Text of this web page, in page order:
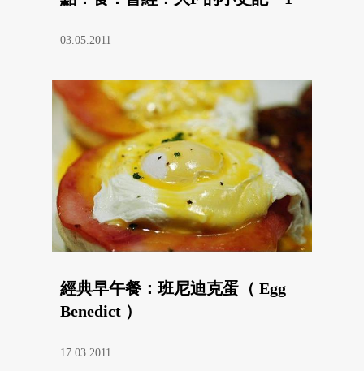
03.05.2011
經典早午餐：班尼迪克蛋（ Egg
Benedict ）
17.03.2011